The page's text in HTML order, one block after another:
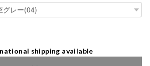
shipping available